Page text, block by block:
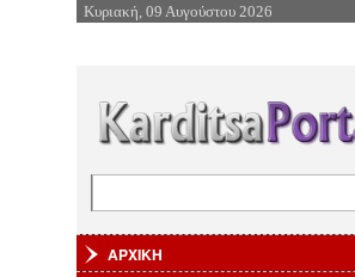
Επιστροφή στην Πλοήγηση
Κυριακή, 09 Αυγούστου 2026
ΑΡΧΙΚΗ